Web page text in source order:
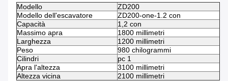
Modello
ZD200
Modello dell'escavatore
ZD200-one-1.2 con
Capacità
1,2 con
Massimo apra
1800 millimetri
Larghezza
1200 millimetri
Peso
980 chilogrammi
Cilindri
pc 1
Apra l'altezza
3100 millimetri
Altezza vicina
2100 millimetri